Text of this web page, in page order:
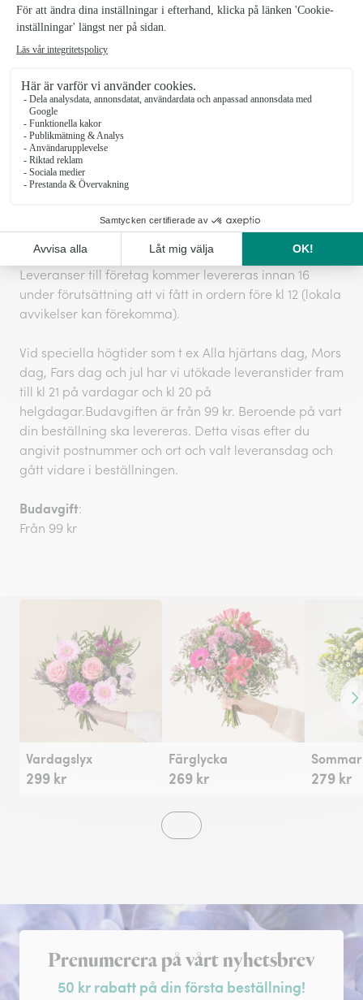
SKU:1203083-Sagolik_1
Leveransinformation Blommogram
Vi kan inte garantera leveranser vid exakta tider, men
hållas. Normalt sker leveranser vardagar kl 9-20 och
lördagar kl 11-17.
Leveranser till företag kommer levereras innan 16
under förutsättning att vi fått in ordern före kl 12 (lokala
avvikelser kan förekomma).
Vid speciella högtider som t ex Alla hjärtans dag, Mors
dag, Fars dag och jul har vi utökade leveranstider fram
till kl 21 på vardagar och kl 20 på
helgdagar.Budavgiften är från 99 kr. Beroende på vart
din beställning ska levereras. Detta visas efter du
angivit postnummer och ort och valt leveransdag och
gått vidare i beställningen.
Budavgift:
Från 99 kr
Vardagslyx
299 kr
Färglycka
269 kr 279 kr
Registrera dig för nyhetsbrev
Prenumerera på vårt nyhetsbrev
50 kr rabatt på din första beställning!